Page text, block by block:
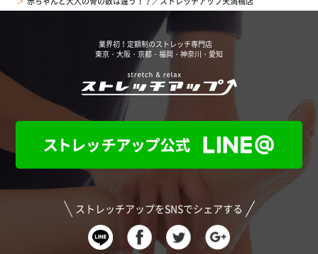
業界初！定額制のストレッチ専門店
東京・大阪・京都・福岡・神奈川・愛知
ストレッチアップをSNSでシェアする